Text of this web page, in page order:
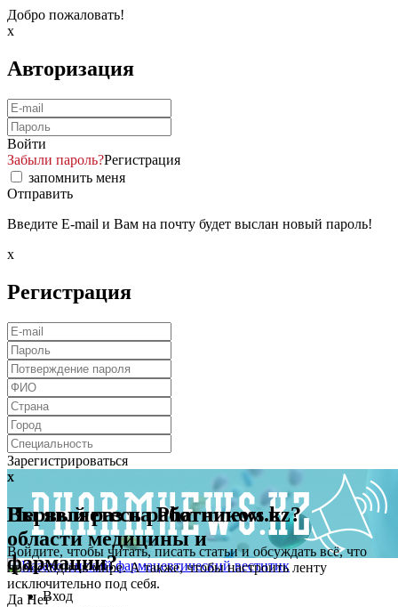
Добро пожаловать!
x
Авторизация
Войти
Забыли пароль?Регистрация
запомнить меня
Отправить
Введите E-mail и Вам на почту будет выслан новый пароль!
x
Регистрация
Зарегистрироваться
x
Первый раз на Pharmnews.kz?
Войдите, чтобы читать, писать статьи и обсуждать всё, что
происходит в мире. А также, чтобы настроить ленту
исключительно под себя.
x
Вы являетесь работником в
области медицины и
фармации?
Да НетВход